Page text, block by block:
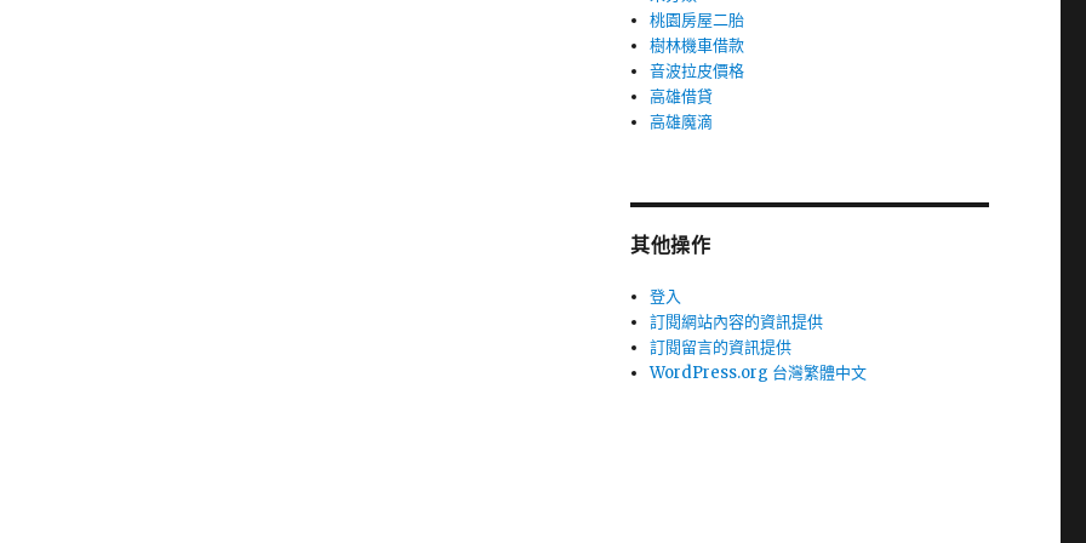
桃園房屋二胎
樹林機車借款
音波拉皮價格
高雄借貸
高雄魔滴
其他操作
登入
訂閱網站內容的資訊提供
訂閱留言的資訊提供
WordPress.org 台灣繁體中文